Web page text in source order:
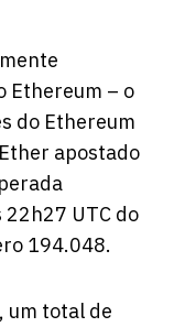
Ethereum – o
do Ethereum
apostado
UTC do
194.048.
um total de